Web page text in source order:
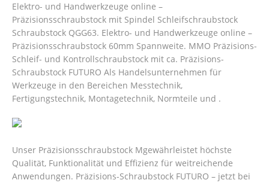
Elektro- und Handwerkzeuge online –
Präzisionsschraubstock mit Spindel Schleifschraubstock
Schraubstock QGG63. Elektro- und Handwerkzeuge online –
Präzisionsschraubstock 60mm Spannweite. MMO Präzisions-
Schleif- und Kontrollschraubstock mit ca. Präzisions-
Schraubstock FUTURO Als Handelsunternehmen für
Werkzeuge in den Bereichen Messtechnik,
Fertigungstechnik, Montagetechnik, Normteile und .
Unser Präzisionsschraubstock Mgewährleistet höchste
Qualität, Funktionalität und Effizienz für weitreichende
Anwendungen. Präzisions-Schraubstock FUTURO – jetzt bei